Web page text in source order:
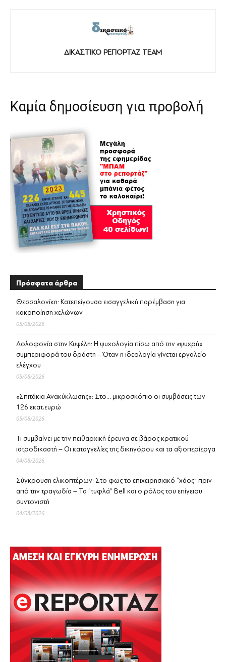
ΔΙΚΑΣΤΙΚΟ ΡΕΠΟΡΤΑΖ TEAM
Καμία δημοσίευση για προβολή
Πρόσφατα άρθρα
Θεσσαλονίκη: Κατεπείγουσα εισαγγελική παρέμβαση για
κακοποίηση χελώνων
05/08/2026
Δολοφονία στην Κυψέλη: Η ψυχολογία πίσω από την «ψυχρή»
συμπεριφορά του δράστη – Όταν η ιδεολογία γίνεται εργαλείο
ελέγχου
05/08/2026
«Σπιτάκια Ανακύκλωσης»: Στο… μικροσκόπιο οι συμβάσεις των
126 εκατ.ευρώ
05/08/2026
Τι συμβαίνει με την πειθαρχική έρευνα σε βάρος κρατικού
ιατροδικαστή – Οι καταγγελίες της δικηγόρου και τα αξιοπερίεργα
04/08/2026
Σύγκρουση ελικοπτέρων: Στο φως το επιχειρησιακό “χάος” πριν
από την τραγωδία – Τα “τυφλά” Bell και ο ρόλος του επίγειου
συντονιστή
04/08/2026